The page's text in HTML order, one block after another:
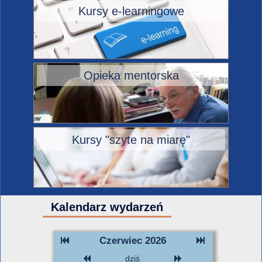
Kursy e-learningowe
Opieka mentorska
Kursy "szyte na miarę"
Kalendarz wydarzeń
Czerwiec 2026
dziś